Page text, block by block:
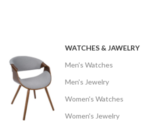
WATCHES & JAWELRY
Men's Watches
Men's Jewelry
Women's Watches
Women's Jewelry